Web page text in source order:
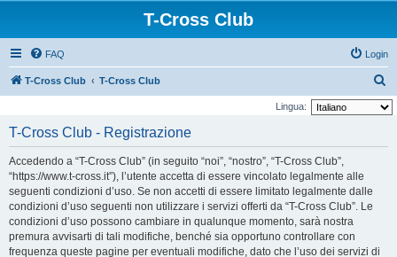
T-Cross Club
FAQ Login
T-Cross Club T-Cross Club
e
Lingua:
T-Cross Club - Registrazione
Accedendo a “T-Cross Club” (in seguito “noi”, “nostro”, “T-Cross Club”,
“https://www.t-cross.it”), l’utente accetta di essere vincolato legalmente alle
seguenti condizioni d’uso. Se non accetti di essere limitato legalmente dalle
condizioni d’uso seguenti non utilizzare i servizi offerti da “T-Cross Club”. Le
condizioni d’uso possono cambiare in qualunque momento, sarà nostra
premura avvisarti di tali modifiche, benché sia opportuno controllare con
frequenza queste pagine per eventuali modifiche, dato che l’uso dei servizi di